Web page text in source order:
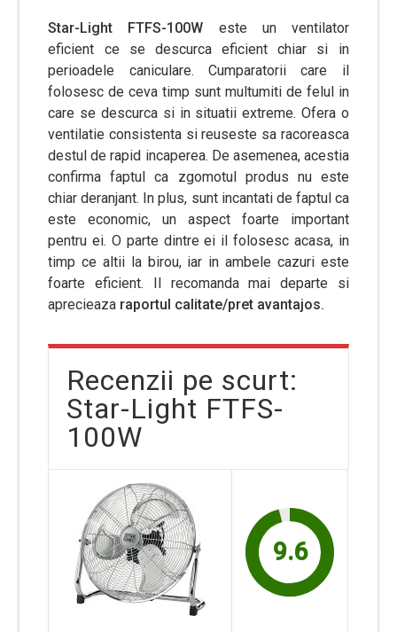
Star-Light FTFS-100W este un ventilator
eficient ce se descurca eficient chiar si in
perioadele caniculare. Cumparatorii care il
folosesc de ceva timp sunt multumiti de felul in
care se descurca si in situatii extreme. Ofera o
ventilatie consistenta si reuseste sa racoreasca
destul de rapid incaperea. De asemenea, acestia
confirma faptul ca zgomotul produs nu este
chiar deranjant. In plus, sunt incantati de faptul ca
este economic, un aspect foarte important
pentru ei. O parte dintre ei il folosesc acasa, in
timp ce altii la birou, iar in ambele cazuri este
foarte eficient. Il recomanda mai departe si
aprecieaza raportul calitate/pret avantajos.
Recenzii pe scurt:
Star-Light FTFS-
100W
9.6